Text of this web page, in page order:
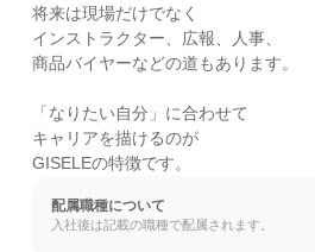
将来は現場だけでなく
インストラクター、広報、人事、
商品バイヤーなどの道もあります。
「なりたい自分」に合わせて
キャリアを描けるのが
GISELEの特徴です。
配属職種について
入社後は記載の職種で配属されます。